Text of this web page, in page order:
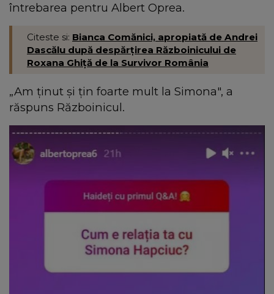
întrebarea pentru Albert Oprea.
Citeste si: Bianca Comănici, apropiată de Andrei
Dascălu după despărțirea Războinicului de
Roxana Ghiță de la Survivor România
„Am ținut și țin foarte mult la Simona", a
răspuns Războinicul.